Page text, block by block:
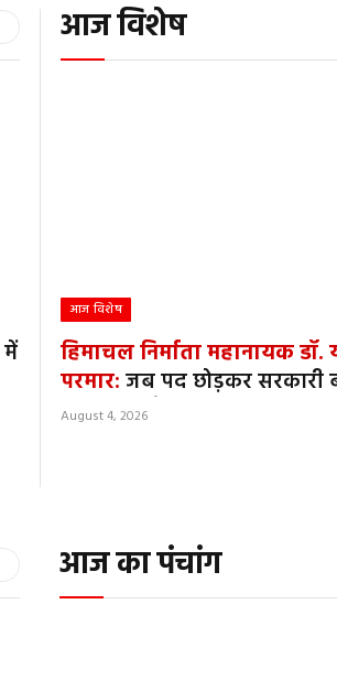
आज विशेष
आज विशेष
हिमाचल निर्माता महानायक
परमार:
होकर घर लौटे थे पूर्व मुख्यमंत्री,
August 4, 2026
आज का पंचांग